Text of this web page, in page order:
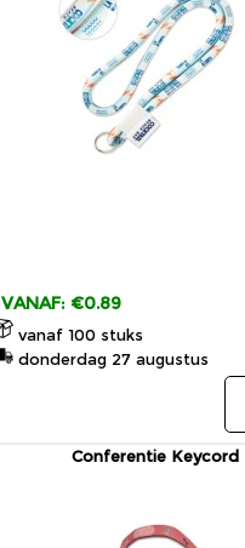
VANAF: €0.89
vanaf 100 stuks
donderdag 27 augustus
Conferentie Keycord